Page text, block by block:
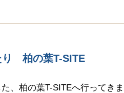
り 柏の葉T-SITE
、柏の葉T-SITEへ行ってき